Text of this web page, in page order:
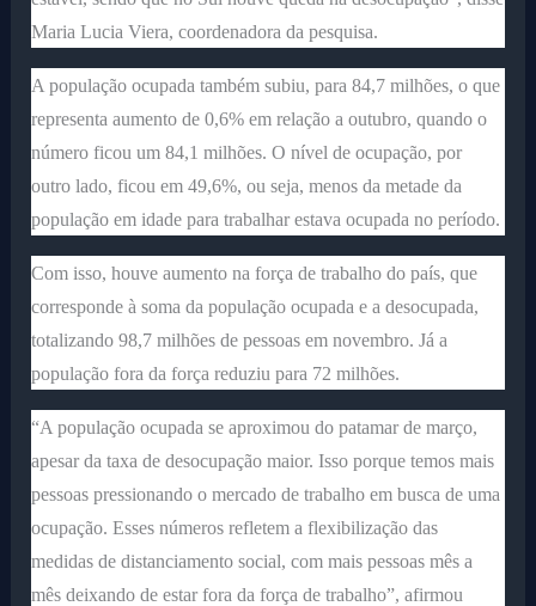
Maria Lucia Viera, coordenadora da pesquisa.
A população ocupada também subiu, para 84,7 milhões, o que
representa aumento de 0,6% em relação a outubro, quando o
número ficou um 84,1 milhões. O nível de ocupação, por
outro lado, ficou em 49,6%, ou seja, menos da metade da
população em idade para trabalhar estava ocupada no período.
Com isso, houve aumento na força de trabalho do país, que
corresponde à soma da população ocupada e a desocupada,
totalizando 98,7 milhões de pessoas em novembro. Já a
população fora da força reduziu para 72 milhões.
“A população ocupada se aproximou do patamar de março,
apesar da taxa de desocupação maior. Isso porque temos mais
pessoas pressionando o mercado de trabalho em busca de uma
ocupação. Esses números refletem a flexibilização das
medidas de distanciamento social, com mais pessoas mês a
mês deixando de estar fora da força de trabalho”, afirmou